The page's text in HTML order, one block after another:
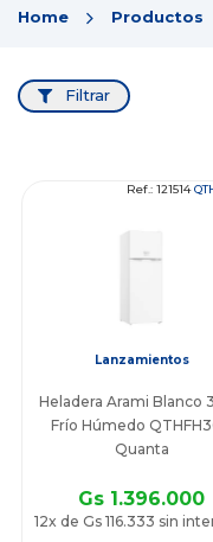
Home Productos
Filtrar
Ref.: 121514
Lanzamientos
Heladera Arami Blanco
Frío Húmedo
Quanta
Gs 1.396.000
12x de Gs 116.333 sin